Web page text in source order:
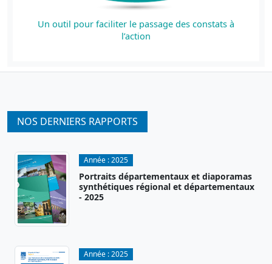
Un outil pour faciliter le passage des constats à
l’action
NOS DERNIERS RAPPORTS
Année :2025
Portraits départementaux et diaporamas
synthétiques régional et départementaux
- 2025
Année :2025